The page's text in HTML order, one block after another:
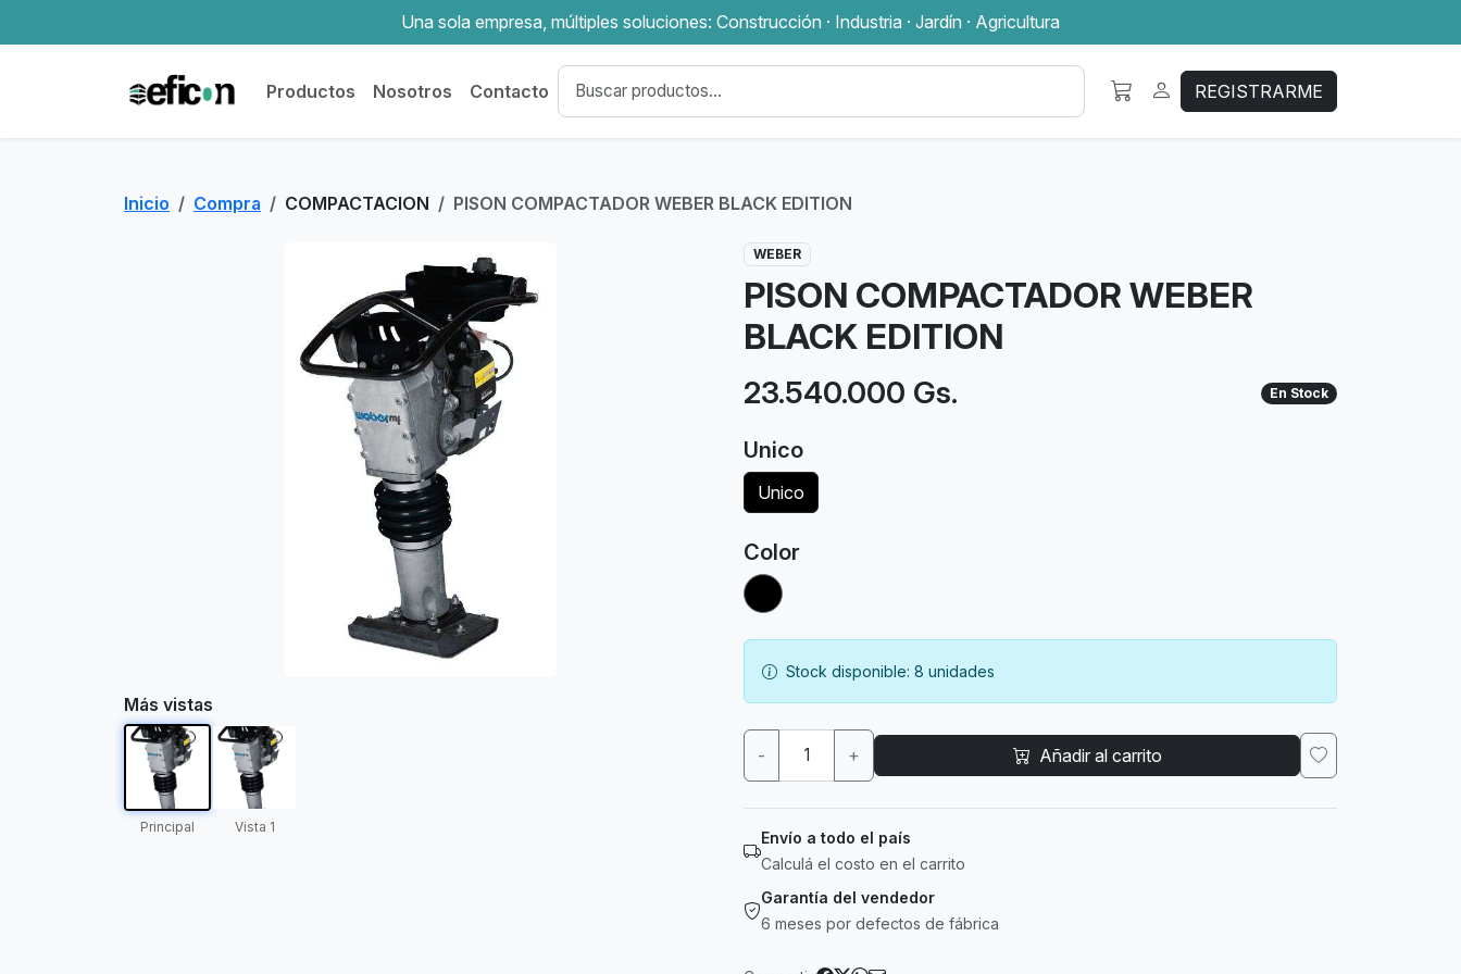
Una sola empresa, múltiples soluciones: Construcción · Industria · Jardín · Agricultura
Productos Nosotros Contacto REGISTRARME
Inicio Compra COMPACTACION PISON COMPACTADOR WEBER BLACK EDITION
Más vistas
Principal Vista 1
WEBER
PISON COMPACTADOR WEBER
BLACK EDITION
23.540.000 Gs. En Stock
Unico
Unico
Color
Stock disponible: 8 unidades
- + Añadir al carrito
Envío a todo el país
Calculá el costo en el carrito
Garantía del vendedor
6 meses por defectos de fábrica